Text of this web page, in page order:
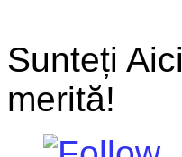
Sunteți Aici
merită!